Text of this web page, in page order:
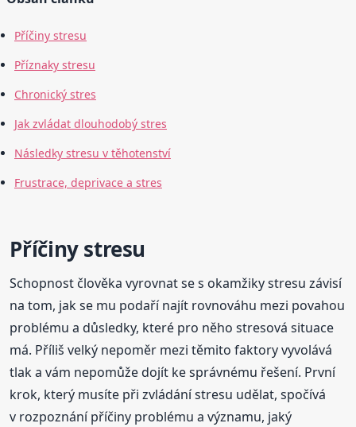
Příčiny stresu
Příznaky stresu
Chronický stres
Jak zvládat dlouhodobý stres
Následky stresu v těhotenství
Frustrace, deprivace a stres
Příčiny stresu
Schopnost člověka vyrovnat se s okamžiky stresu závisí
na tom, jak se mu podaří najít rovnováhu mezi povahou
problému a důsledky, které pro něho stresová situace
má. Příliš velký nepoměr mezi těmito faktory vyvolává
tlak a vám nepomůže dojít ke správnému řešení. První
krok, který musíte při zvládání stresu udělat, spočívá
v rozpoznání příčiny problému a významu, jaký